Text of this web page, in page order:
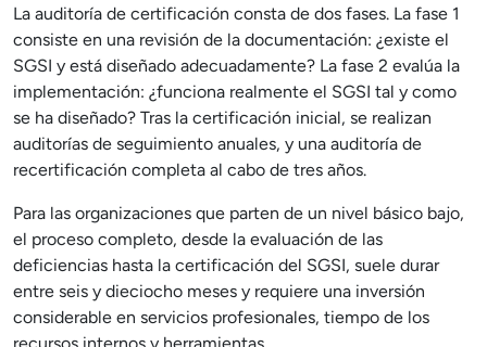
La auditoría de certificación consta de dos fases. La fase 1
consiste en una revisión de la documentación: ¿existe el
SGSI y está diseñado adecuadamente? La fase 2 evalúa la
implementación: ¿funciona realmente el SGSI tal y como
se ha diseñado? Tras la certificación inicial, se realizan
auditorías de seguimiento anuales, y una auditoría de
recertificación completa al cabo de tres años.
Para las organizaciones que parten de un nivel básico bajo,
el proceso completo, desde la evaluación de las
deficiencias hasta la certificación del SGSI, suele durar
entre seis y dieciocho meses y requiere una inversión
considerable en servicios profesionales, tiempo de los